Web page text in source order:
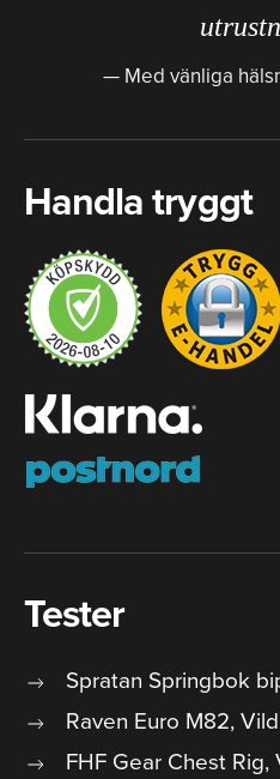
Med vänliga
Handla tryggt
Tester
Spratan Springbok
Raven Euro M82,
FHF Gear Chest Rig,